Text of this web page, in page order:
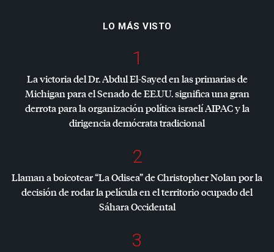
LO MÁS VISTO
1
La victoria del Dr. Abdul El-Sayed en las primarias de
Michigan para el Senado de EE.UU. significa una gran
derrota para la organización política israelíAIPACy la
dirigencia demócrata tradicional
2
Llaman a boicotear “La Odisea” de Christopher Nolan por la
decisión de rodar la película en el territorio ocupado del
Sáhara Occidental
3